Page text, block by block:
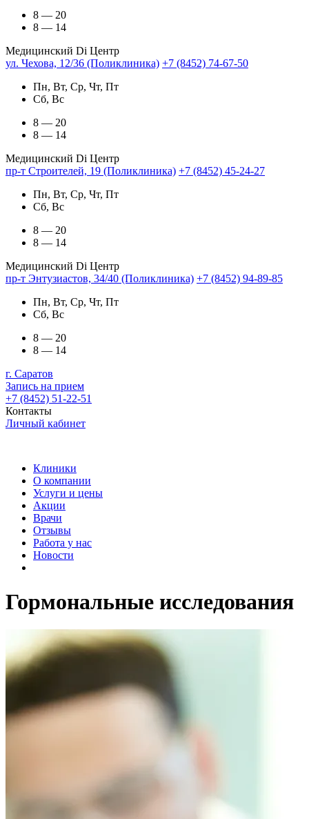
8 — 20
8 — 14
Медицинский Di Центр
ул. Чехова, 12/36 (Поликлиника) +7 (8452) 74-67-50
Пн, Вт, Ср, Чт, Пт
Сб, Вс
8 — 20
8 — 14
Медицинский Di Центр
пр-т Строителей, 19 (Поликлиника) +7 (8452) 45-24-27
Пн, Вт, Ср, Чт, Пт
Сб, Вс
8 — 20
8 — 14
Медицинский Di Центр
пр-т Энтузиастов, 34/40 (Поликлиника) +7 (8452) 94-89-85
Пн, Вт, Ср, Чт, Пт
Сб, Вс
8 — 20
8 — 14
г. Саратов
Запись на прием
+7 (8452) 51-22-51
Контакты
Личный кабинет
Клиники
О компании
Услуги и цены
Акции
Врачи
Отзывы
Работа у нас
Новости
Гормональные исследования